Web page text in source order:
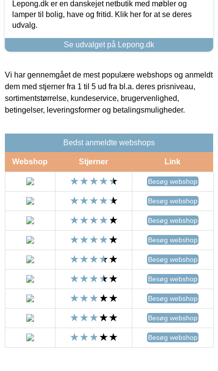
Lepong.dk er en danskejet netbutik med møbler og
lamper til bolig, have og fritid. Klik her for at se deres
udvalg.
Se udvalget på Lepong.dk
Vi har gennemgået de mest populære webshops og anmeldt
dem med stjerner fra 1 til 5 ud fra bl.a. deres prisniveau,
sortimentstørrelse, kundeservice, brugervenlighed,
betingelser, leveringsformer og betalingsmuligheder.
Bedst anmeldte webshops
Webshop Stjerner Link
Besøg webshop
Besøg webshop
Besøg webshop
Besøg webshop
Besøg webshop
Besøg webshop
Besøg webshop
Besøg webshop
Besøg webshop